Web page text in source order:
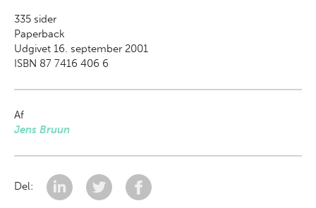
335 sider
Paperback
Udgivet 16. september 2001
ISBN 87 7416 406 6
Af
Jens Bruun
Del: